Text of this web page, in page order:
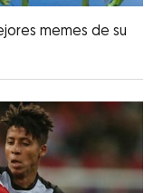
memes de su